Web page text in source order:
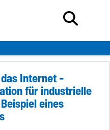
Internet -
für industrielle
eines